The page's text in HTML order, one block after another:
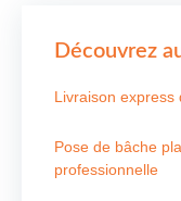
Découvrez
Livraison express
Pose de bâche
professionnelle